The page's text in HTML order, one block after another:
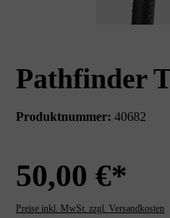
Pathfinder
Produktnummer: 40682
50,00 €*
Preise inkl. MwSt. zzgl. Versandkosten